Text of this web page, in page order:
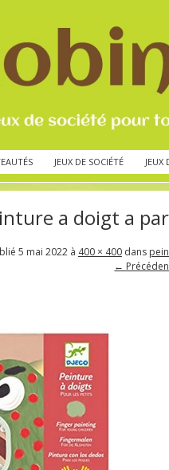
JEUX DE SOCIÉTÉ JEUX
a doigt a
5 mai 2022à 400 × 400dans
←